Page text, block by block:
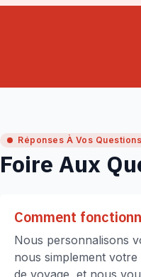
Réponses À Vos Questions
Foire Aux
Comment
Nous personnalisons
nous simplement
de voyage, et nous